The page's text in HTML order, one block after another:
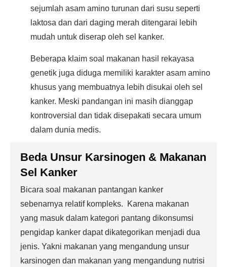
sejumlah asam amino turunan dari susu seperti
laktosa dan dari daging merah ditengarai lebih
mudah untuk diserap oleh sel kanker.
Beberapa klaim soal makanan hasil rekayasa
genetik juga diduga memiliki karakter asam amino
khusus yang membuatnya lebih disukai oleh sel
kanker. Meski pandangan ini masih dianggap
kontroversial dan tidak disepakati secara umum
dalam dunia medis.
Beda Unsur Karsinogen & Makanan
Sel Kanker
Bicara soal makanan pantangan kanker
sebenarnya relatif kompleks. Karena makanan
yang masuk dalam kategori pantang dikonsumsi
pengidap kanker dapat dikategorikan menjadi dua
jenis. Yakni makanan yang mengandung unsur
karsinogen dan makanan yang mengandung nutrisi